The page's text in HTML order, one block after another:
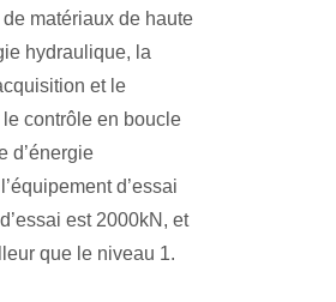
matériaux de haute
hydraulique, la
et le
contrôle en boucle
d’énergie
d’essai
est 2000kN, et
que le niveau 1.